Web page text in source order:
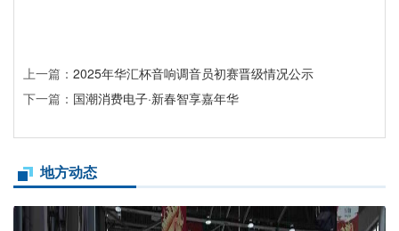
上一篇： 2025年华汇杯音响调音员初赛晋级情况公示
下一篇： 国潮消费电子·新春智享嘉年华
地方动态